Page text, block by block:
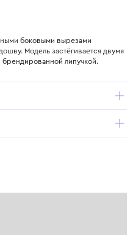
боковыми вырезами
Модель застёгивается двумя
липучкой.